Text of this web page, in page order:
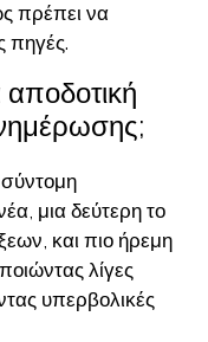
πρέπει να
πηγές.
μια δεύτερη το
και πιο ήρεμη
λίγες
υπερβολικές